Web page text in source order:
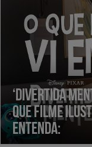
‘Divertida
que filme
entenda: